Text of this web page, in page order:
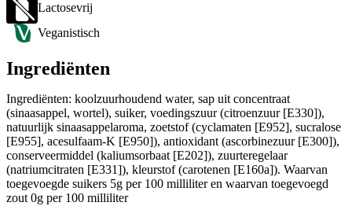
Lactosevrij
Veganistisch
Ingrediënten
Ingrediënten: koolzuurhoudend water, sap uit concentraat
(sinaasappel, wortel), suiker, voedingszuur (citroenzuur [E330]),
natuurlijk sinaasappelaroma, zoetstof (cyclamaten [E952], sucralose
[E955], acesulfaam-K [E950]), antioxidant (ascorbinezuur [E300]),
conserveermiddel (kaliumsorbaat [E202]), zuurteregelaar
(natriumcitraten [E331]), kleurstof (carotenen [E160a]). Waarvan
toegevoegde suikers 5g per 100 milliliter en waarvan toegevoegd
zout 0g per 100 milliliter